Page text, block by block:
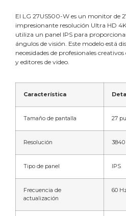
El LG 27US500-W es un monitor de
impresionante resolución Ultra HD
utiliza un panel IPS para
ángulos de visión. Este modelo está
necesidades de profesionales
y editores de video.
Característica
Tamaño de pantalla 27
Resolución 3840
Tipo de panel IPS
Frecuencia de
actualización
60